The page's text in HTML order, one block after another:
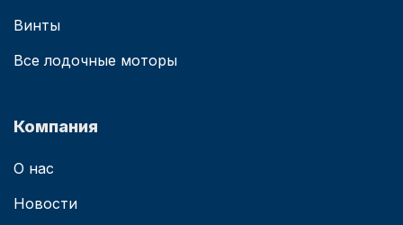
Винты
Все лодочные моторы
Компания
О нас
Новости